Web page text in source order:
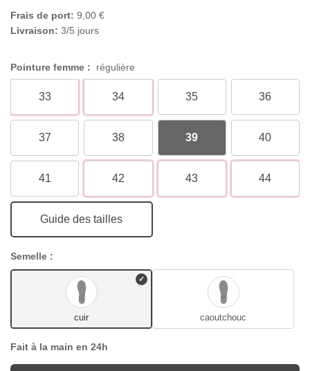
Frais de port: 9,00 €
Livraison: 3/5 jours
Pointure femme : régulière
33 34 35 36
37 38 39 40
41 42 43 44
Guide des tailles
Semelle :
cuir caoutchouc
Fait à la main en 24h